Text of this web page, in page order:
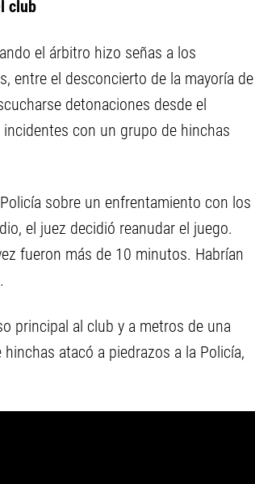
club
el árbitro hizo señas a los
entre el desconcierto de la mayoría de
detonaciones desde el
con un grupo de hinchas
sobre un enfrentamiento con los
el juez decidió reanudar el juego.
fueron más de 10 minutos. Habrían
principal al club y a metros de una
atacó a piedrazos a la Policía,